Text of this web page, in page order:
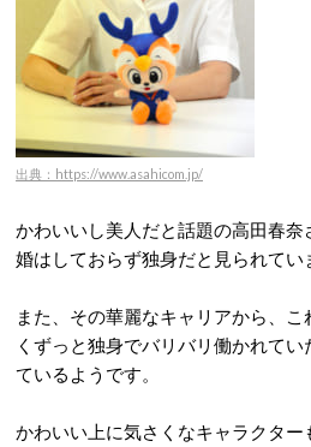
出典：https://www.asahicom.jp/
かわいいし美人だと話題の高田春
婚はしておらず独身だと見られてい
また、その華麗なキャリアから、
くずっと独身でバリバリ働かれて
ているようです。
かわいい上に気さくなキャラクター